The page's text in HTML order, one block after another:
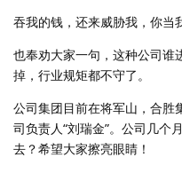
吞我的钱，还来威胁我，你当
也奉劝大家一句，这种公司谁
掉，行业规矩都不守了。
公司集团目前在将军山，合胜
司负责人“刘瑞金”。公司几个
去？希望大家擦亮眼睛！